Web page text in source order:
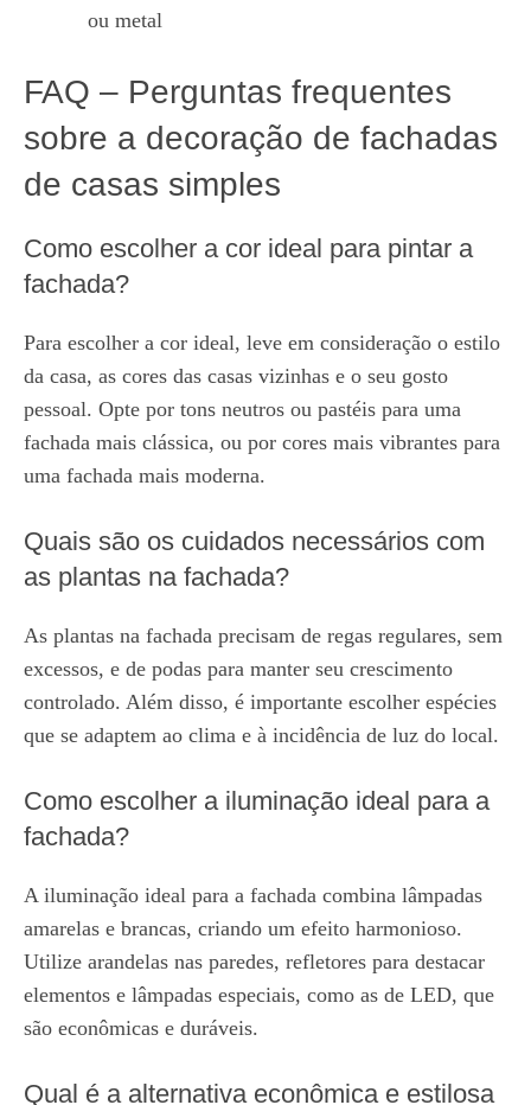
ou metal
FAQ – Perguntas frequentes
sobre a decoração de fachadas
de casas simples
Como escolher a cor ideal para pintar a
fachada?
Para escolher a cor ideal, leve em consideração o estilo
da casa, as cores das casas vizinhas e o seu gosto
pessoal. Opte por tons neutros ou pastéis para uma
fachada mais clássica, ou por cores mais vibrantes para
uma fachada mais moderna.
Quais são os cuidados necessários com
as plantas na fachada?
As plantas na fachada precisam de regas regulares, sem
excessos, e de podas para manter seu crescimento
controlado. Além disso, é importante escolher espécies
que se adaptem ao clima e à incidência de luz do local.
Como escolher a iluminação ideal para a
fachada?
A iluminação ideal para a fachada combina lâmpadas
amarelas e brancas, criando um efeito harmonioso.
Utilize arandelas nas paredes, refletores para destacar
elementos e lâmpadas especiais, como as de LED, que
são econômicas e duráveis.
Qual é a alternativa econômica e estilosa